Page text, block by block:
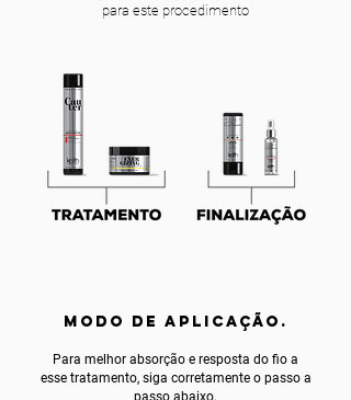
para este procedimento
MODO DE APLICAÇÃO.
Para melhor absorção e resposta do fio a
esse tratamento, siga corretamente o passo a
passo abaixo.